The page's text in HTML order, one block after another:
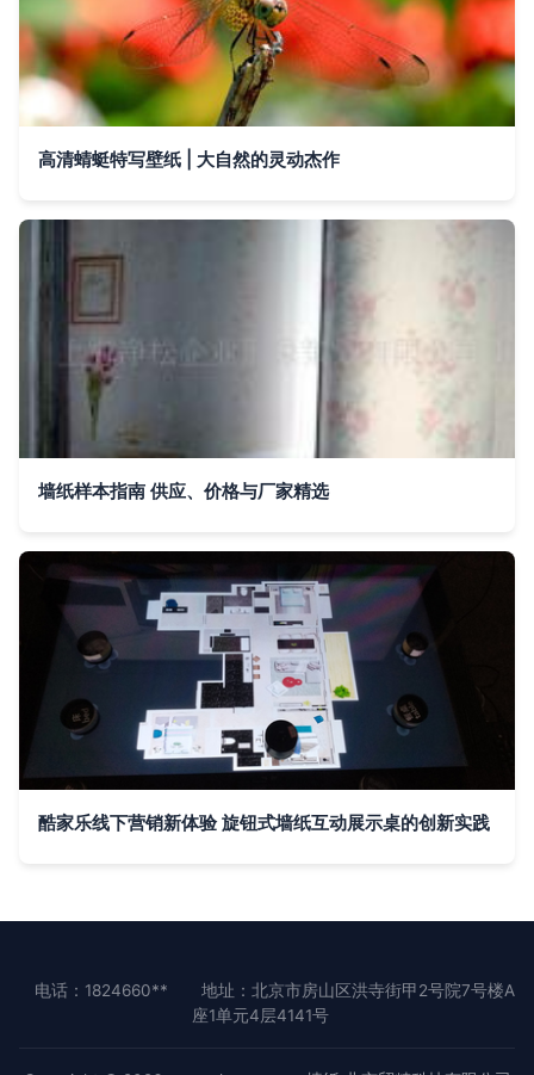
高清蜻蜓特写壁纸 | 大自然的灵动杰作
墙纸样本指南 供应、价格与厂家精选
酷家乐线下营销新体验 旋钮式墙纸互动展示桌的创新实践
电话：1824660**
地址：北京市房山区洪寺街甲2号院7号楼A
座1单元4层4141号